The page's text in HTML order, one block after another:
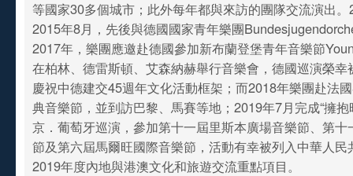
等國家30多個城市；此外每年都與來訪的團隊交流演出
2015年8月，先後與德國國家青年樂團
2017年，樂團應邀赴德國參加新布蘭登堡青年音樂節
在柏林、德雷斯頓、艾森納赫舉行音樂會，德國巡演榮幸
慶祝中德建交45週年文化活動框架；而2018年樂團赴法
典音樂節，並到訪巴黎、馬賽等地；2019年7月完成“擁抱
京．葡萄牙巡演，參加第十一屆里斯本廣場音樂節、第十
節及第六屆馬爾旺國際音樂節，活動有幸被列入中華人民
2019年度內地與港澳文化和旅遊交流重點項目。